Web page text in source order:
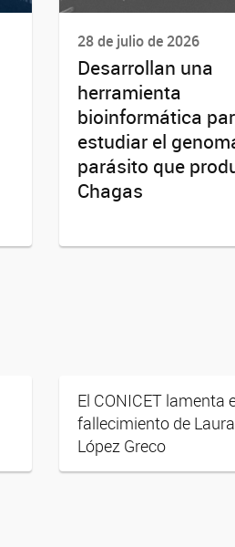
28 de julio de 2026
Desarrollan una
herramienta
bioinformática
estudiar el
parásito que
Chagas
El CONICET lamenta
fallecimiento de Laura
López Greco